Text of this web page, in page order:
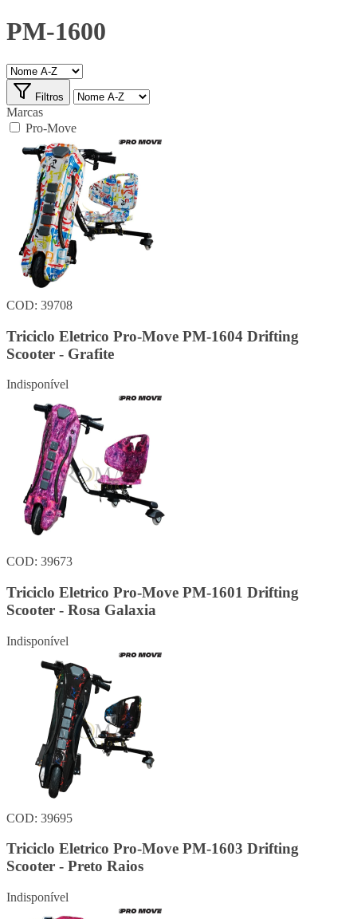
PM-1600
Filtros
Marcas
Pro-Move
COD: 39708
Triciclo Eletrico Pro-Move PM-1604 Drifting
Scooter - Grafite
Indisponível
COD: 39673
Triciclo Eletrico Pro-Move PM-1601 Drifting
Scooter - Rosa Galaxia
Indisponível
COD: 39695
Triciclo Eletrico Pro-Move PM-1603 Drifting
Scooter - Preto Raios
Indisponível